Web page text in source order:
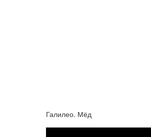
Галилео. Мёд